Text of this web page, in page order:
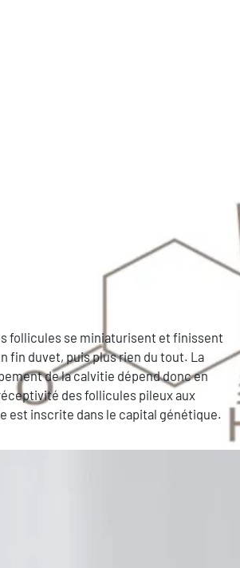
follicules se miniaturisent et finissent
fin duvet, puis plus rien du tout. La
de la calvitie dépend donc en
des follicules pileux aux
est inscrite dans le capital génétique.